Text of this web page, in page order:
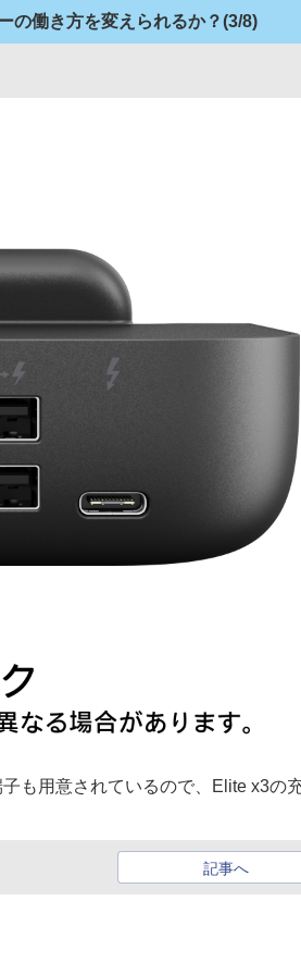
の働き方を変えられるか？(3/8)
も用意されているので、Elite x3の
記事へ